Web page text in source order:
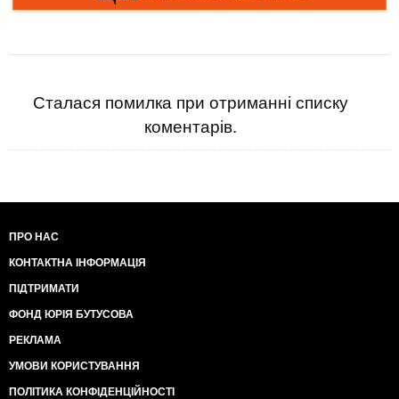
Сталася помилка при отриманні списку
коментарів.
ПРО НАС
КОНТАКТНА ІНФОРМАЦІЯ
ПІДТРИМАТИ
ФОНД ЮРІЯ БУТУСОВА
РЕКЛАМА
УМОВИ КОРИСТУВАННЯ
ПОЛІТИКА КОНФІДЕНЦІЙНОСТІ